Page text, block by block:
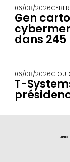
06/08/2026
Gen
dans 245
06/08/2026CLOUD
T-